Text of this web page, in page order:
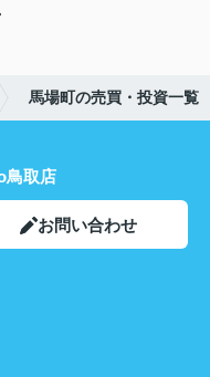
馬場町の売買・投資一覧
鳥取店
お問い合わせ